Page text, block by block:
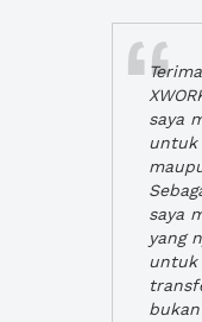
saya
untuk
saya
yang
untuk